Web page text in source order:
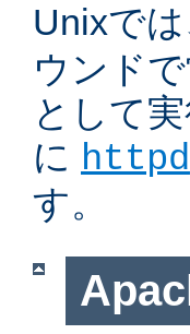
Unixでは
ウンド
として
に httpd
す。